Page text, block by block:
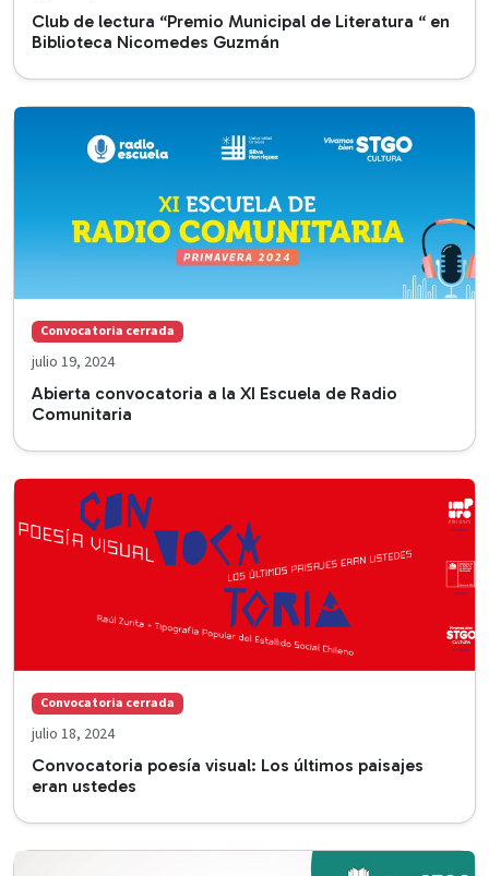
Club de lectura “Premio Municipal de Literatura “ en
Biblioteca Nicomedes Guzmán
Convocatoria cerrada
julio 19, 2024
Abierta convocatoria a la XI Escuela de Radio
Comunitaria
Convocatoria cerrada
julio 18, 2024
Convocatoria poesía visual: Los últimos paisajes
eran ustedes